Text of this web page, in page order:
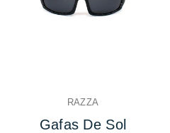
RAZZA
Gafas De Sol